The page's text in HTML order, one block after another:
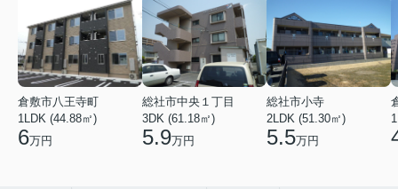
倉敷市八王寺町
1LDK (44.88㎡)
6万円
総社市中央１丁目
3DK (61.18㎡)
5.9万円
総社市小寺
2LDK (51.30㎡)
5.5万円